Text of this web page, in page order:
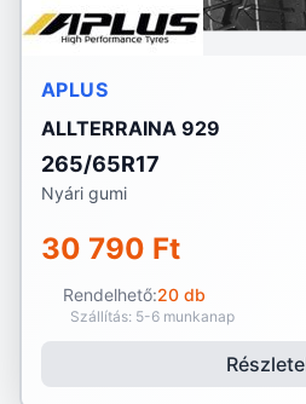
APLUS
ALLTERRAINA 929
265/65R17
Nyári gumi
30 790 Ft
Rendelhető:20 db
Szállítás: 5-6 munkanap